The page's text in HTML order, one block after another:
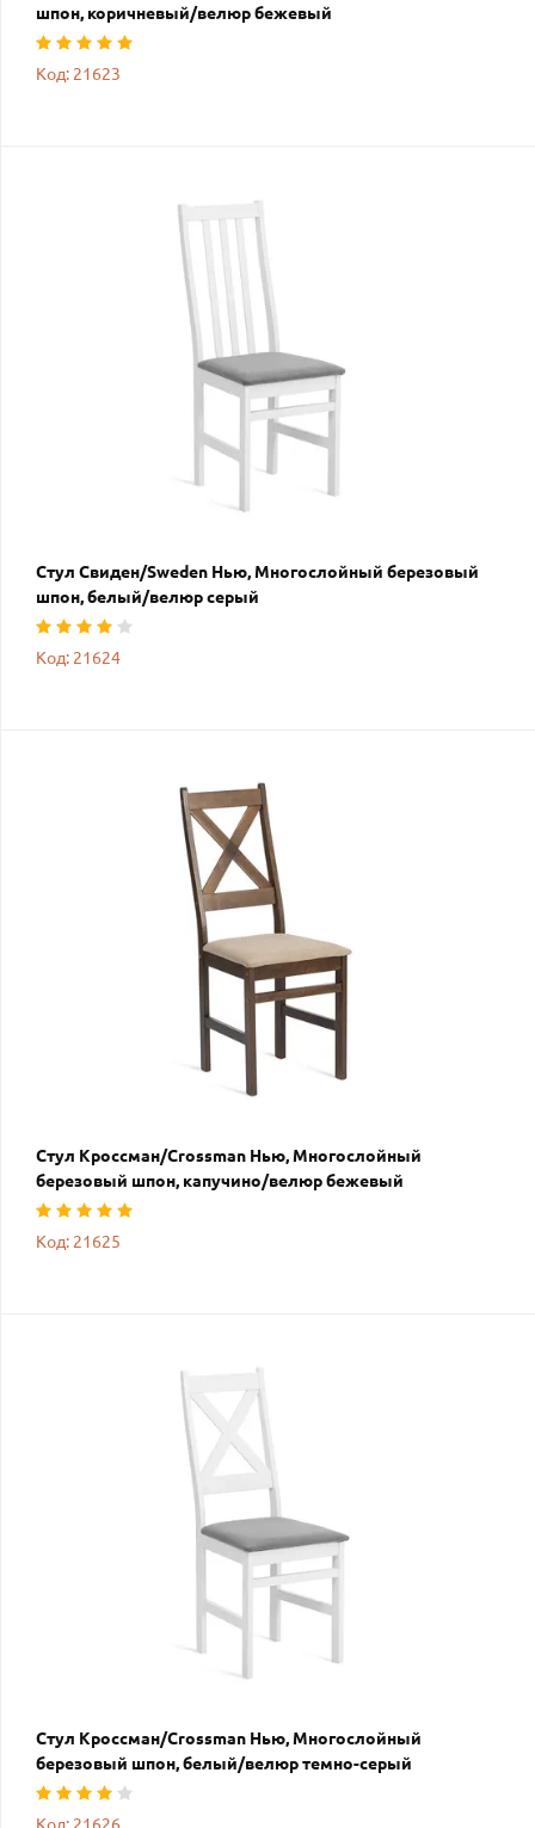
шпон, коричневый/велюр бежевый
Код: 21623
Стул Свиден/Sweden Нью, Многослойный березовый
шпон, белый/велюр серый
Код: 21624
Стул Кроссман/Crossman Нью, Многослойный
березовый шпон, капучино/велюр бежевый
Код: 21625
Стул Кроссман/Crossman Нью, Многослойный
березовый шпон, белый/велюр темно-серый